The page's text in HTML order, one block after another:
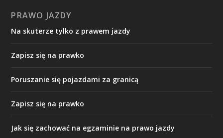
PRAWO JAZDY
Na skuterze tylko z prawem jazdy
Zapisz się na prawko
Poruszanie się pojazdami za granicą
Zapisz się na prawko
Jak się zachować na egzaminie na prawo jazdy